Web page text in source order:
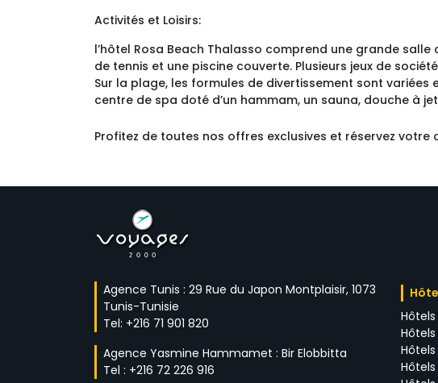
Activités et Loisirs:
l’hôtel Rosa Beach Thalasso comprend une grande
de tennis et une piscine couverte. Plusieurs jeux de
Sur la plage, les formules de divertissement sont
centre de spa doté d’un hammam, un sauna, douche à
Profitez de toutes nos offres exclusives et réservez
Agence Tunis : 29 Rue du Japon Montplaisir, 1073
Tunis-Tunisie
Tel: +216 71 901 820
Agence Yasmine Hammamet : Bir Elobbitta
Tel : +216 72 226 916